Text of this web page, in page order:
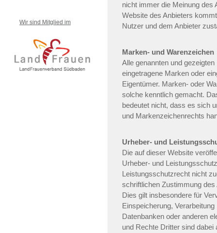
Wir sind Mitglied im
nicht immer die Meinung des
Website des Anbieters
Nutzer und dem Anbieter
Marken- und Warenzeichen
Alle genannten und
eingetragene Marken oder
Eigentümer. Marken- oder
solche kenntlich gemacht.
bedeutet nicht, dass es sich
und Markenzeichenrechts
Urheber- und
Die auf dieser Website
Urheber- und
Leistungsschutzrecht nicht
schriftlichen Zustimmung
Dies gilt insbesondere für
Einspeicherung,
Datenbanken oder anderen
und Rechte Dritter sind